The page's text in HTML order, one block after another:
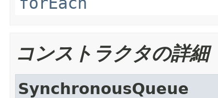
コンストラクタの詳細
SynchronousQueue